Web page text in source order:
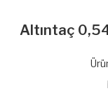
Altıntaç